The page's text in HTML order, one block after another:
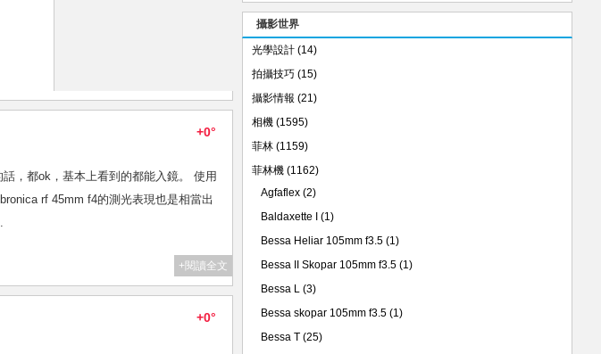
+0°
，都ok，基本上看到的都能入鏡。 使用
rf 45mm f4的測光表現也是相當出
+閱讀全文
+0°
攝影世界
光學設計 (14)
拍攝技巧 (15)
攝影情報 (21)
相機 (1595)
菲林 (1159)
菲林機 (1162)
Agfaflex (2)
Baldaxette I
(1)
Bessa Heliar 105mm f3.5 (1)
Bessa II Skopar 105mm f3.5 (1)
Bessa L (3)
Bessa skopar 105mm f3.5 (1)
Bessa T (25)